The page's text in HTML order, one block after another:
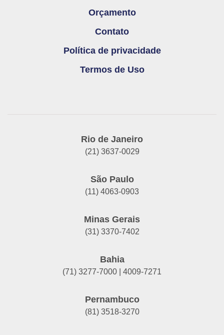
Orçamento
Contato
Política de privacidade
Termos de Uso
Rio de Janeiro
(21) 3637-0029
São Paulo
(11) 4063-0903
Minas Gerais
(31) 3370-7402
Bahia
(71) 3277-7000 | 4009-7271
Pernambuco
(81) 3518-3270